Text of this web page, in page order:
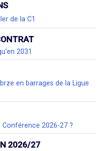
de la C1
2031
en barrages de la Ligue
Conférence 2026-27 ?
2026/27